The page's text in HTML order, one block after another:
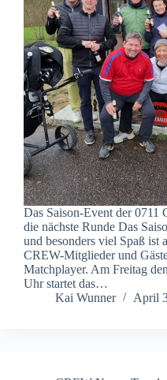
Das Saison-Event der
die nächste Runde Das
und besonders viel Spaß ist
CREW-Mitglieder und
Matchplayer. Am Freitag
Uhr startet das…
Kai Wunner
April